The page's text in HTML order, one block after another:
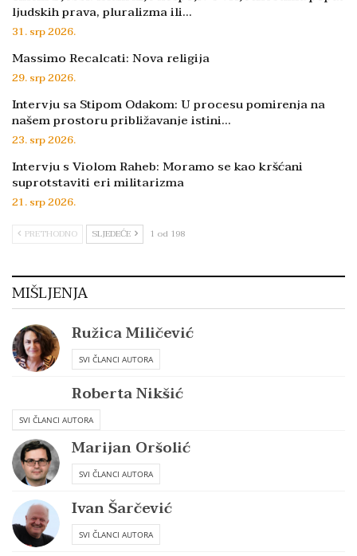
ljudskih prava, pluralizma ili…
31. srp 2026.
Massimo Recalcati: Nova religija
29. srp 2026.
Intervju sa Stipom Odakom: U procesu pomirenja na
našem prostoru približavanje istini…
23. srp 2026.
Intervju s Violom Raheb: Moramo se kao kršćani
suprotstaviti eri militarizma
21. srp 2026.
PRETHODNO SLJEDEĆE 1 od 198
MIŠLJENJA
Ružica Miličević
SVI ČLANCI AUTORA
Roberta Nikšić
SVI ČLANCI AUTORA
Marijan Oršolić
SVI ČLANCI AUTORA
Ivan Šarčević
SVI ČLANCI AUTORA